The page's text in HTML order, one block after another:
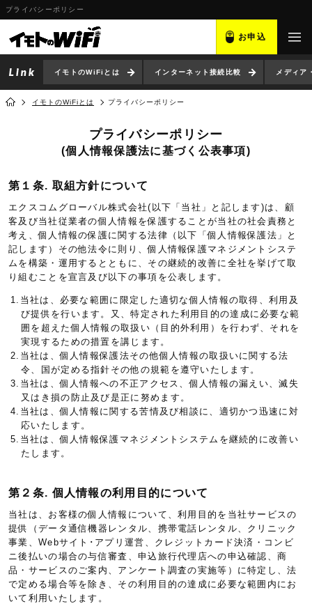
プライバシーポリシー
お申込
イモトのWiFiとは インターネット接続比較 メディア
イモトのWiFiとは プライバシーポリシー
プライバシーポリシー
(個人情報保護法に基づく公表事項)
第１条. 取組方針について
エクスコムグローバル株式会社(以下「当社」と記します)は、顧
客及び当社従業者の個人情報を保護することが当社の社会責務と
考え、個人情報の保護に関する法律（以下「個人情報保護法」と
記します）その他法令に則り、個人情報保護マネジメントシステ
ムを構築・運用するとともに、その継続的改善に全社を挙げて取
り組むことを宣言及び以下の事項を公表します。
1.当社は、必要な範囲に限定した適切な個人情報の取得、利用及
び提供を行います。又、特定された利用目的の達成に必要な範
囲を超えた個人情報の取扱い（目的外利用）を行わず、それを
実現するための措置を講じます。
2.当社は、個人情報保護法その他個人情報の取扱いに関する法
令、国が定める指針その他の規範を遵守いたします。
3.当社は、個人情報への不正アクセス、個人情報の漏えい、滅失
又はき損の防止及び是正に努めます。
4.当社は、個人情報に関する苦情及び相談に、適切かつ迅速に対
応いたします。
5.当社は、個人情報保護マネジメントシステムを継続的に改善い
たします。
第２条. 個人情報の利用目的について
当社は、お客様の個人情報について、利用目的を当社サービスの
提供（データ通信機器レンタル、携帯電話レンタル、クリニック
事業、Webサイト･アプリ運営、クレジットカード決済・コンビ
ニ後払いの場合の与信審査、申込旅行代理店への申込確認、商
品・サービスのご案内、アンケート調査の実施等）に特定し、法
で定める場合等を除き、その利用目的の達成に必要な範囲内にお
いて利用いたします。